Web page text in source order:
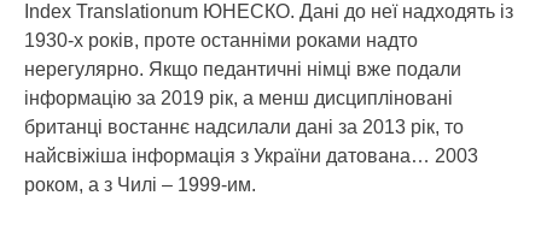
Index Translationum ЮНЕСКО. Дані до неї надходять із
1930-х років, проте останніми роками надто
нерегулярно. Якщо педантичні німці вже подали
інформацію за 2019 рік, а менш дисципліновані
британці востаннє надсилали дані за 2013 рік, то
найсвіжіша інформація з України датована… 2003
роком, а з Чилі – 1999-им.